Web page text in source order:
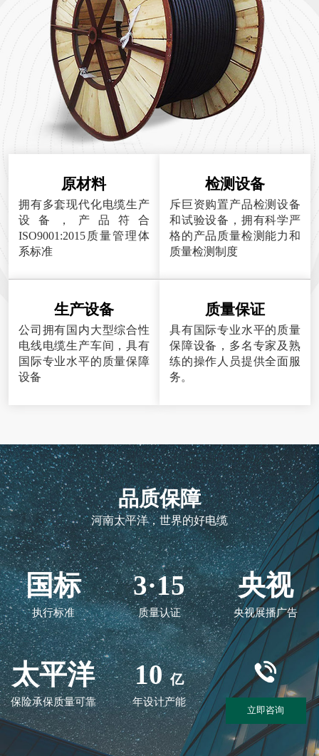
原材料
拥有多套现代化电缆生产
设备，产品符合
ISO9001:2015质量管理体
系标准
检测设备
斥巨资购置产品检测设备
和试验设备，拥有科学严
格的产品质量检测能力和
质量检测制度
生产设备
公司拥有国内大型综合性
电线电缆生产车间，具有
国际专业水平的质量保障
设备
质量保证
具有国际专业水平的质量
保障设备，多名专家及熟
练的操作人员提供全面服
务。
品质保障
河南太平洋，世界的好电缆
国标
执行标准
3·15
质量认证
央视
央视展播广告
太平洋
保险承保质量可靠
10 亿
年设计产能
立即咨询